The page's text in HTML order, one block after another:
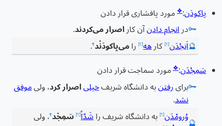
پاکودَن:
❖ مورد پافشاری قرار دادن
🗝️در انجام دادنآن کار اصرار می‌کردند.
🔮اَنِجْدَن[؟] کار هه[؟] را می‌پاکودَنْد؟.
سَمِجْدَن:
❖ مورد سماجت قرار دادن
🗝️برای رفتنبه دانشگاه شریفخیلیاصرار کرد، ولیموفق
نشد.
🔮
وُرومْدَن[؟] به دانشگاه شریف را شَدّاً[؟] سَمِجْد؟، ولی